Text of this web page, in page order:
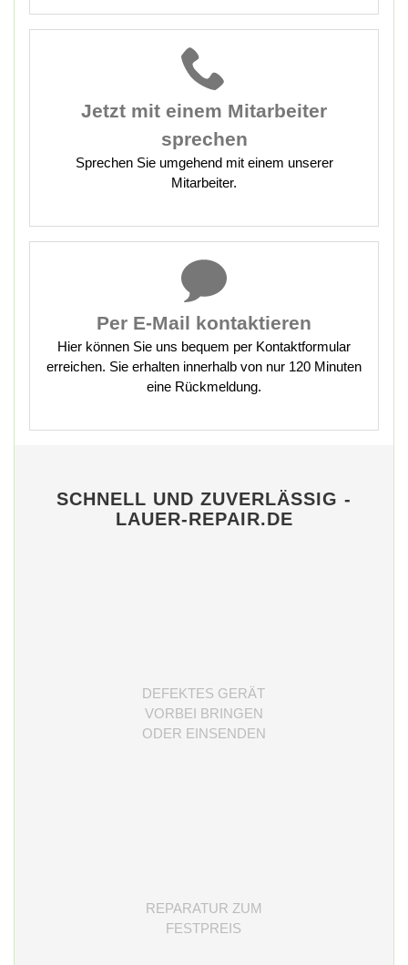
Jetzt mit einem Mitarbeiter
sprechen
Sprechen Sie umgehend mit einem unserer
Mitarbeiter.
Per E-Mail kontaktieren
Hier können Sie uns bequem per Kontaktformular
erreichen. Sie erhalten innerhalb von nur 120 Minuten
eine Rückmeldung.
SCHNELL UND ZUVERLÄSSIG -
LAUER-REPAIR.DE
DEFEKTES GERÄT
VORBEI BRINGEN
ODER EINSENDEN
REPARATUR ZUM
FESTPREIS